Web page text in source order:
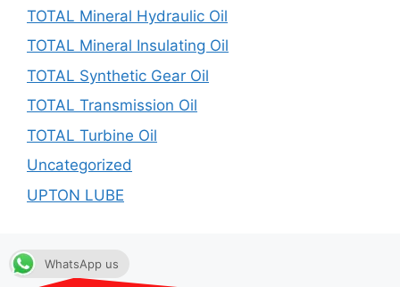
TOTAL Mineral Hydraulic Oil
TOTAL Mineral Insulating Oil
TOTAL Synthetic Gear Oil
TOTAL Transmission Oil
TOTAL Turbine Oil
Uncategorized
UPTON LUBE
WhatsApp us